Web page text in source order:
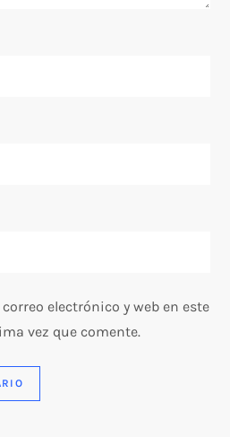
electrónico y web en este
vez que comente.